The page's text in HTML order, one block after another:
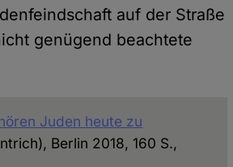
auf der Straße
genügend beachtete
Juden heute zu
Berlin 2018, 160 S.,